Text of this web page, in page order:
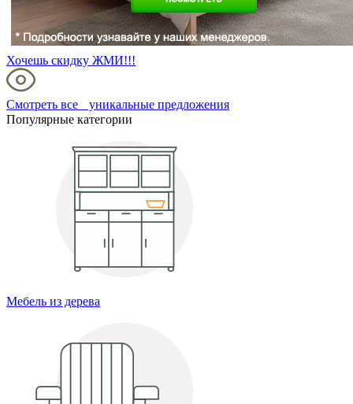
Хочешь скидку ЖМИ!!!
Смотреть все уникальные предложения
Популярные категории
Мебель из дерева